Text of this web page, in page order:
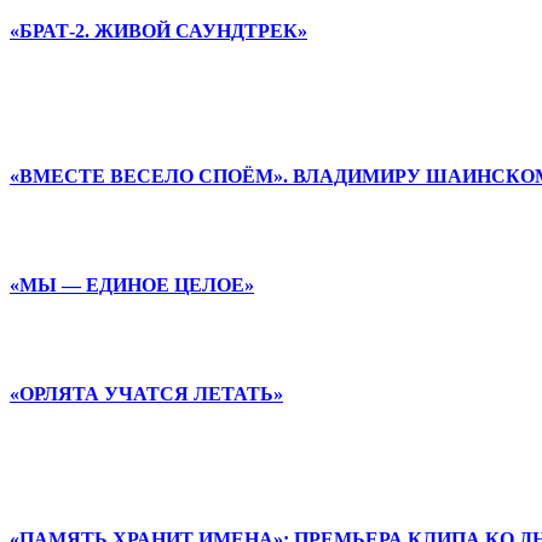
«БРАТ-2. ЖИВОЙ САУНДТРЕК»
«ВМЕСТЕ ВЕСЕЛО СПОЁМ». ВЛАДИМИРУ
«МЫ — ЕДИНОЕ ЦЕЛОЕ»
«ОРЛЯТА УЧАТСЯ ЛЕТАТЬ»